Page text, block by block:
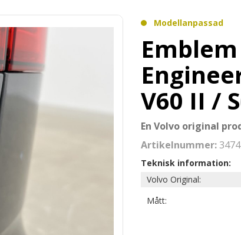
Modellanpassad
V60 II /
En Volvo original
Artikelnummer:
Teknisk information:
Volvo Original:
Mått: